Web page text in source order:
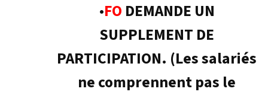
•FO DEMANDE UN
SUPPLEMENT DE
PARTICIPATION. (Les salariés
ne comprennent pas le